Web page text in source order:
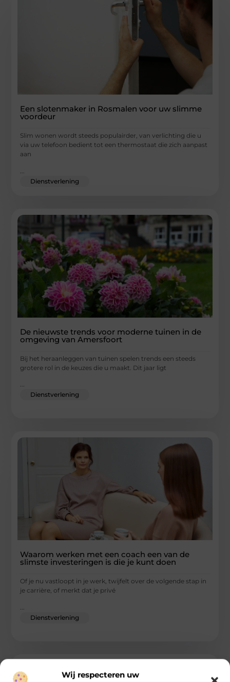
Wij respecteren uw
Een slotenmaker in Rosmalen voor uw slimme
voordeur
Slim wonen wordt steeds populairder, van verlichting die u
via uw telefoon bedient tot een thermostaat die zich aanpast
aan
Dienstverlening
De nieuwste trends voor moderne tuinen in de
omgeving van Amersfoort
Bij het heraanleggen van tuinen spelen trends een steeds
grotere rol in de keuzes die u maakt. Dit jaar ligt
...
Dienstverlening
Waarom werken met een coach een van de
slimste investeringen is die je kunt doen
Of je nu vastloopt in je werk, twijfelt over de volgende stap in
je carrière, of merkt dat je privé
Dienstverlening